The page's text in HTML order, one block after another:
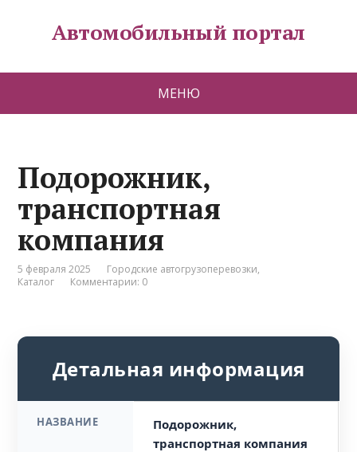
Автомобильный портал
МЕНЮ
Подорожник,
транспортная
компания
5 февраля 2025 Городские автогрузоперевозки,
Каталог
Комментарии: 0
Детальная информация
НАЗВАНИЕ
Подорожник,
транспортная компания